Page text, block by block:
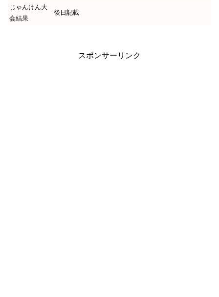
じゃんけん大
会結果
後日記載
スポンサーリンク